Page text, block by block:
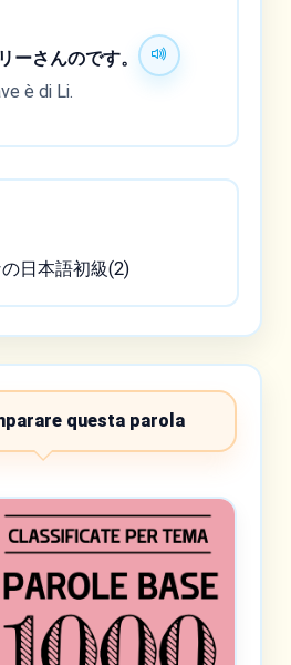
ーさんのです。
è di Li.
日本語初級(2)
questa parola